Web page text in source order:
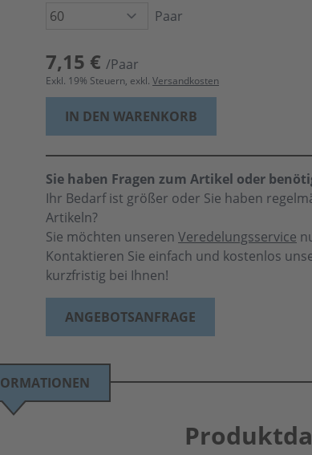
Paar
7,15 € /Paar
Exkl. 19% Steuern, exkl. Versandkosten
IN DEN WARENKORB
Sie haben Fragen zum Artikel oder
Ihr Bedarf ist größer oder Sie haben
Artikeln?
Sie möchten unseren Veredelungsservice
Kontaktieren Sie einfach und kostenlos
kurzfristig bei Ihnen!
ANGEBOTSANFRAGE